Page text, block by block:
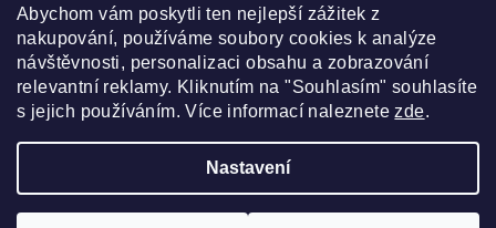
Abychom vám poskytli ten nejlepší zážitek z
nakupování, používáme soubory cookies k analýze
návštěvnosti, personalizaci obsahu a zobrazování
relevantní reklamy. Kliknutím na "Souhlasím" souhlasíte
s jejich používáním. Více informací naleznetezde.
Nastavení
Sledovat na Instagramu
Upravit nastavení cookies